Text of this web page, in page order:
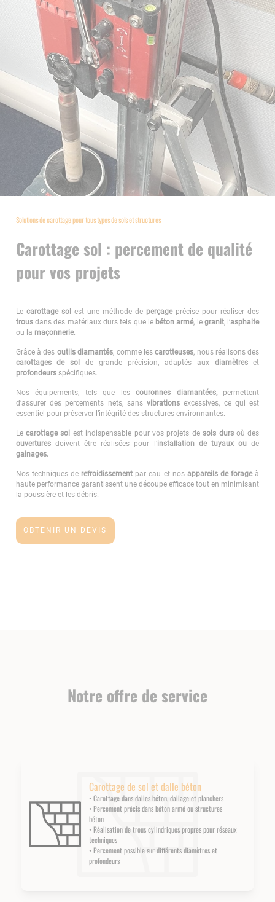
Solutions de carottage pour tous types de sols et structures
Carottage sol : percement de qualité
pour vos projets
Le carottage sol est une méthode de perçageprécise pour réaliser des
trousdans des matériaux durs tels que le béton armé, legranit, l’asphalte
ou la maçonnerie.
Grâce à des outils diamantés, comme lescarotteuses, nous réalisons des
carottages de sol
de grande précision, adaptés aux diamètreset
profondeursspécifiques.
Nos équipements, tels que lescouronnes diamantées,permettent
d’assurer des percements nets, sansvibrations excessives, ce qui est
essentiel pour préserver l’intégrité des structures environnantes.
Le carottage sol est indispensable pour vos projets de sols dursoù des
ouverturesdoivent être réalisées pour l’installation de tuyaux ou de
gainages.
Nos techniques de refroidissement par eau et nos appareils de forageà
haute performance garantissent une découpe efficace tout en minimisant
la poussière et les débris.
OBTENIR UN DEVIS
Notre offre de service
Carottage de sol et dalle béton
• Carottage dans dalles béton, dallage et planchers
• Percement précis dans béton armé ou structures
béton
• Réalisation de trous cylindriques propres pour réseaux
techniques
• Percement possible sur différents diamètres et
profondeurs